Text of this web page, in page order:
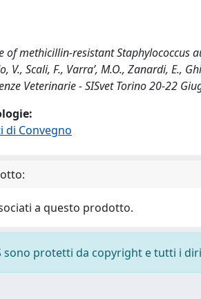
of methicillin-resistant
V., Scali, F., Varra’, M.O., Zanardi, E.,
Veterinarie - SISvet Torino 20-22
di Convegno
a questo prodotto.
sono protetti da copyright e tutti i